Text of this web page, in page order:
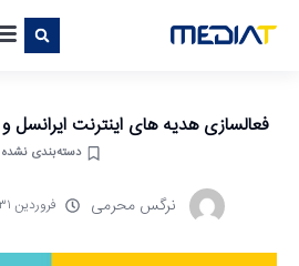
فعالسازی هدیه های اینترنت ایرانسل
دسته‌بندی نشده
نرگس محرمی فروردین ۳۱, ۱۴۰۱